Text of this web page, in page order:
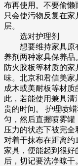
布再使用。不要偷懒
只会使污物反复在
层。
选对护理剂
想要维持家具原有
养剂两种家具保养品
防火胶板等材质的
味。北京和君信美
成木或美耐板等材
此，若能使用兼具
贵的时间。 护理喷
匀，然后直握喷雾罐
压力的状态下被完
对着干抹布在距离
家具，便能起到很好
后，切记要洗净晾